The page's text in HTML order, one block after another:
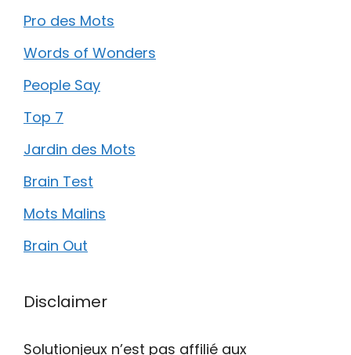
Pro des Mots
Words of Wonders
People Say
Top 7
Jardin des Mots
Brain Test
Mots Malins
Brain Out
Disclaimer
Solutionjeux n’est pas affilié aux